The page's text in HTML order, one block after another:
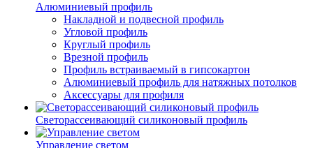
Алюминиевый профиль
Накладной и подвесной профиль
Угловой профиль
Круглый профиль
Врезной профиль
Профиль встраиваемый в гипсокартон
Алюминиевый профиль для натяжных потолков
Аксессуары для профиля
Светорассеивающий силиконовый профиль
Управление светом